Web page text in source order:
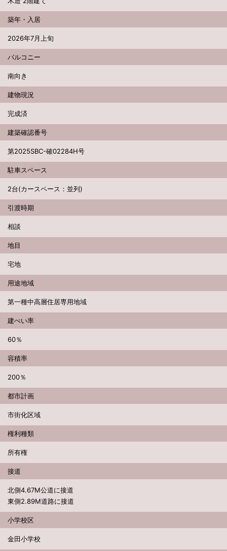
築年・入居
2026年7月上旬
バルコニー
南向き
建物現況
完成済
建築確認番号
第2025SBC-確02284H号
駐車スペース
2台(カースペース：並列)
引渡時期
相談
地目
宅地
用途地域
第一種中高層住居専用地域
建ぺい率
60％
容積率
200％
都市計画
市街化区域
権利種類
所有権
接道
北側4.67M公道に接道
東側2.89M道路に接道
小学校区
金田小学校